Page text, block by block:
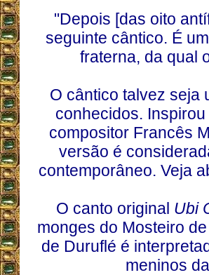
"Depois [das oito
seguinte cântico. É
fraterna, da qual
O cântico talvez seja
conhecidos.
compositor Francês
versão é
contemporâneo. Veja
O canto original Ubi
monges do Mosteiro
de Duruflé é
meninos